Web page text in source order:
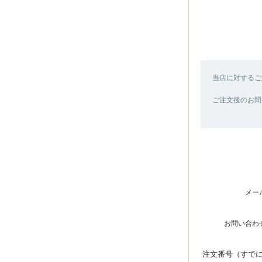
当店に対する
ご注文後のお
メー
お問い合わ
注文番号（すで